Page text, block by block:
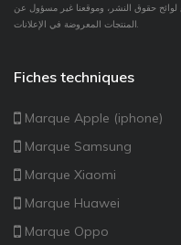
حقوق النشر، وموقعنا غير مسؤول عن
Fiches techniques
Marque Apple (iphone)
Marque Samsung
Marque Xiaomi
Marque Huawei
Marque Oppo